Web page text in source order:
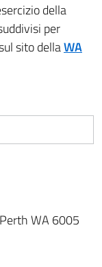
della
per
sito dellaWA
WA 6005